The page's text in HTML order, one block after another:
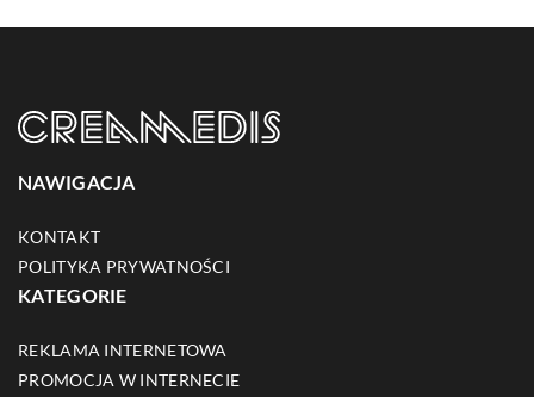
NAWIGACJA
KONTAKT
POLITYKA PRYWATNOŚCI
KATEGORIE
REKLAMA INTERNETOWA
PROMOCJA W INTERNECIE